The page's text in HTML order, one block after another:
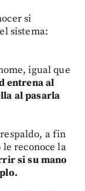
si
sistema:
igual que
entrena al
al pasarla
a fin
le reconoce la
si su mano